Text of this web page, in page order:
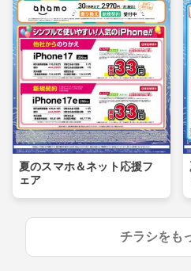
夏のスマホ＆ネット応援フ
ェア
チラシをも